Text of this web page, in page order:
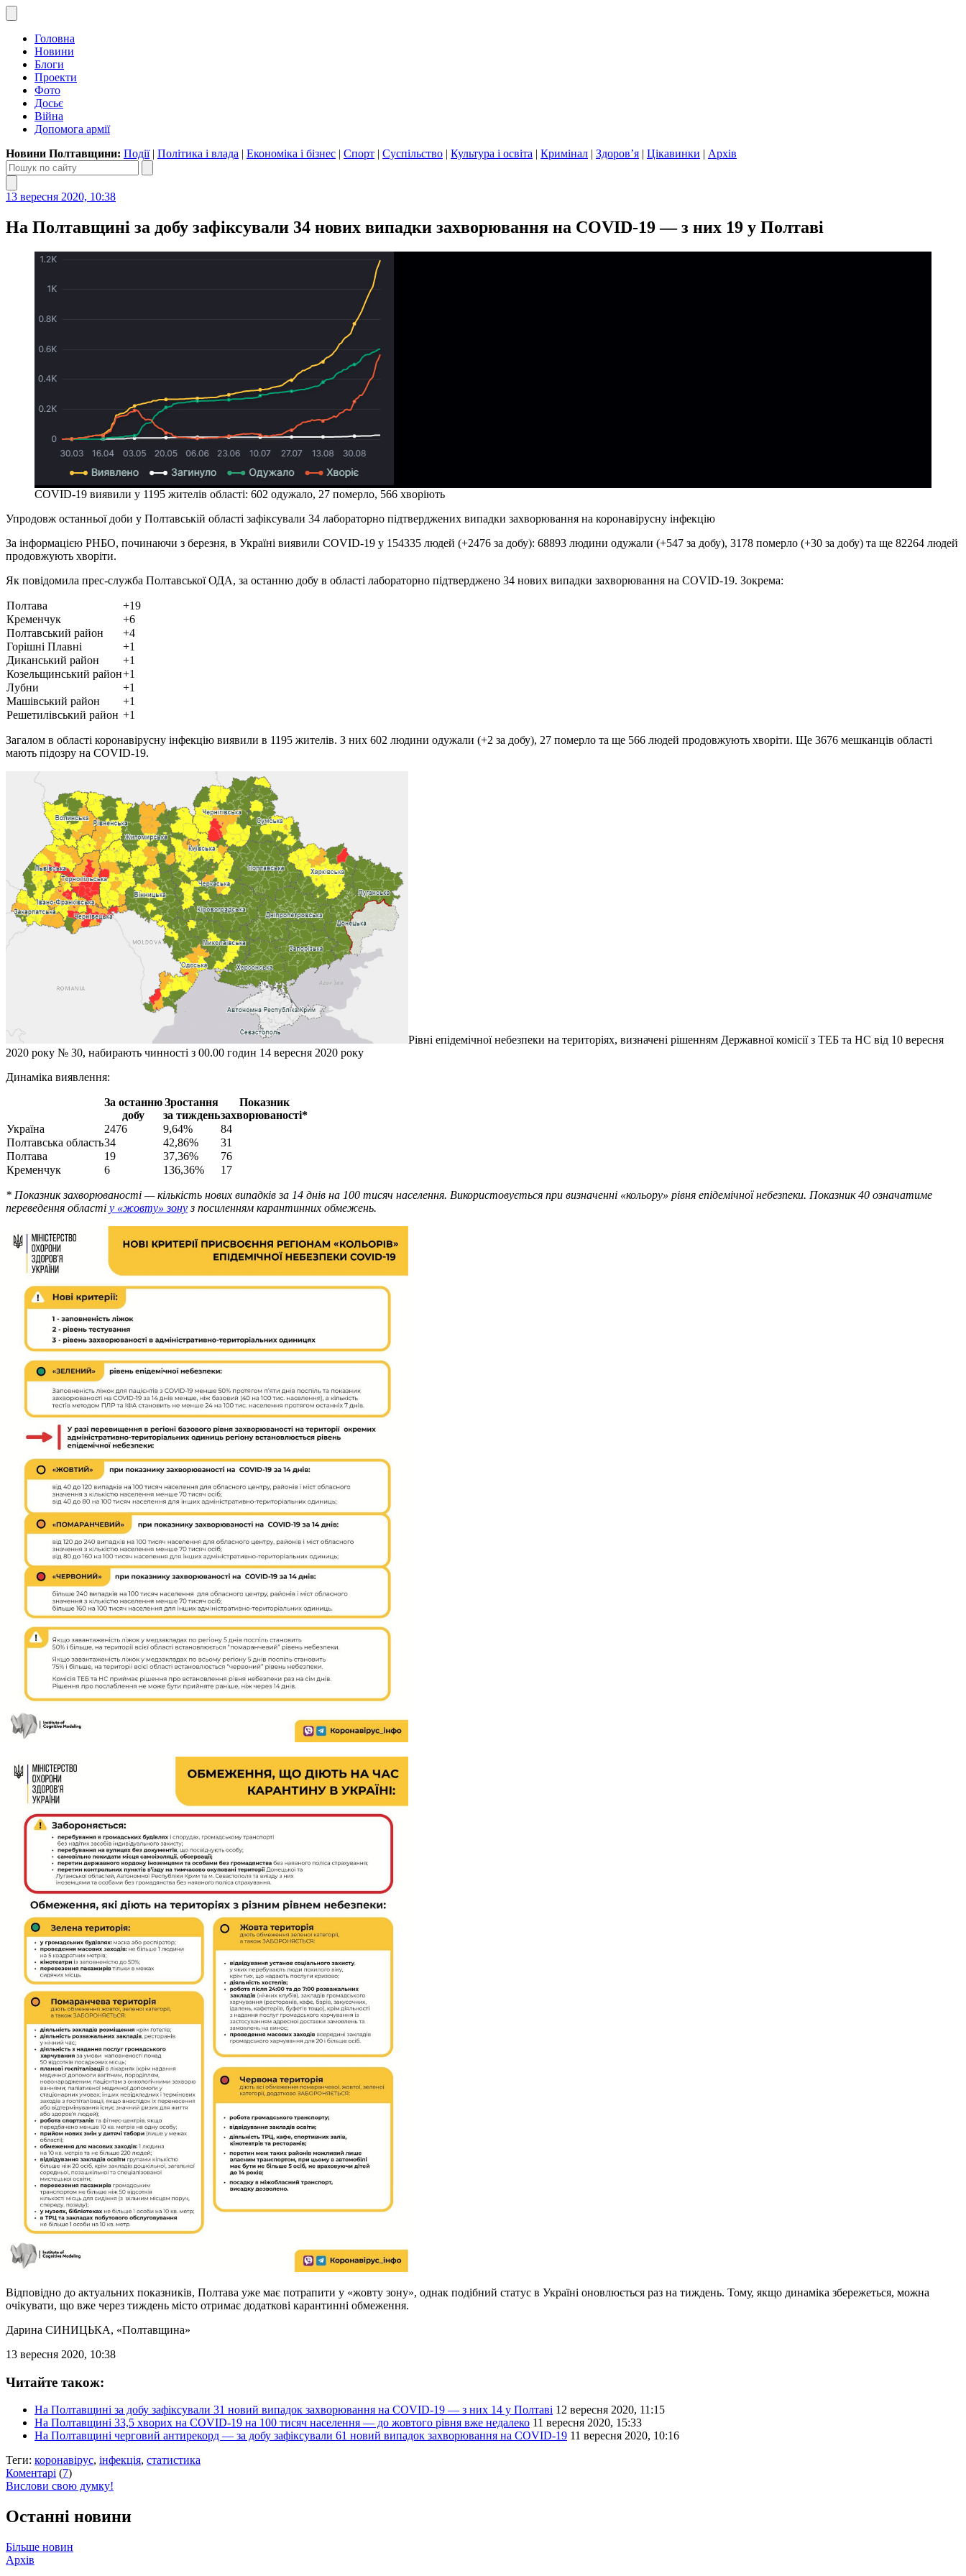
Головна
Новини
Блоги
Проекти
Фото
Досьє
Війна
Допомога армії
Новини Полтавщини: Події| Політика і влада | Економіка і бізнес | Спорт | Суспільство | Культура і освіта | Кримінал | Здоров’я | Цікавинки | Архів
13 вересня 2020, 10:38
На Полтавщині за добу зафіксували 34 нових випадки захворювання на COVID-19 — з них 19 у Полтаві
COVID-19 виявили у 1195 жителів області: 602 одужало, 27 померло, 566 хворіють
Упродовж останньої доби у Полтавській області зафіксували 34 лабораторно підтверджених випадки захворювання на коронавірусну інфекцію
За інформацією РНБО, починаючи з березня, в Україні виявили COVID-19 у 154335 людей (+2476 за добу): 68893 людини одужали (+547 за добу), 3178 померло (+30 за добу) та ще 82264 людей
продовжують хворіти.
Як повідомила прес-служба Полтавської ОДА, за останню добу в області лабораторно підтверджено 34 нових випадки захворювання на COVID-19. Зокрема:
Полтава
+19
Кременчук
+6
Полтавський район
+4
Горішні Плавні
+1
Диканський район
+1
Козельщинський район+1
Лубни
+1
Машівcький район
+1
Решетилівський район +1
Загалом в області коронавірусну інфекцію виявили в 1195 жителів. З них 602 людини одужали (+2 за добу), 27 померло та ще 566 людей продовжують хворіти. Ще 3676 мешканців області
мають підозру на COVID-19.
Рівні епідемічної небезпеки на територіях, визначені рішенням Державної комісії з ТЕБ та НС від 10 вересня
2020 року № 30, набирають чинності з 00.00 годин 14 вересня 2020 року
Динаміка виявлення:
За останню
добу
Зростання
за тиждень
Показник
захворюваності*
Україна
2476 9,64%
84
Полтавська область34 42,86%
31
Полтава
19 37,36%
76
Кременчук
6 136,36% 17
* Показник захворюваності — кількість нових випадків за 14 днів на 100 тисяч населення. Використовується при визначенні «кольору» рівня епідемічної небезпеки. Показник 40 означатиме
переведення області у «жовту» зонуз посиленням карантинних обмежень.
Відповідно до актуальних показників, Полтава уже має потрапити у «жовту зону», однак подібний статус в Україні оновлюється раз на тиждень. Тому, якщо динаміка збережеться, можна
очікувати, що вже через тиждень місто отримає додаткові карантинні обмеження.
Дарина СИНИЦЬКА, «Полтавщина»
13 вересня 2020, 10:38
Читайте також:
На Полтавщині за добу зафіксували 31 новий випадок захворювання на COVID-19 — з них 14 у Полтаві 12 вересня 2020, 11:15
На Полтавщині 33,5 хворих на COVID-19 на 100 тисяч населення — до жовтого рівня вже недалеко 11 вересня 2020, 15:33
На Полтавщині черговий антирекорд — за добу зафіксували 61 новий випадок захворювання на COVID-19 11 вересня 2020, 10:16
Теги: коронавірус, інфекція, статистика
Коментарі (7)
Вислови свою думку!
Останні новини
Більше новин
Архів